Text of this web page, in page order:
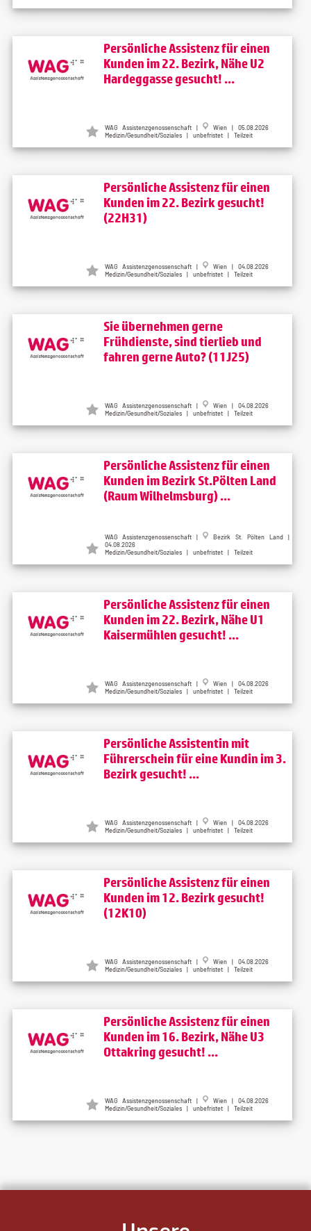
Persönliche Assistenz für einen
Kunden im 22. Bezirk, Nähe U2
Hardeggasse gesucht! ...
WAG Assistenzgenossenschaft |
Wien | 05.08.2026
Medizin/Gesundheit/Soziales | unbefristet | Teilzeit
Persönliche Assistenz für einen
Kunden im 22. Bezirk gesucht!
(22H31)
WAG Assistenzgenossenschaft |
Wien | 04.08.2026
Medizin/Gesundheit/Soziales | unbefristet | Teilzeit
Sie übernehmen gerne
Frühdienste, sind tierlieb und
fahren gerne Auto? (11J25)
WAG Assistenzgenossenschaft |
Wien | 04.08.2026
Medizin/Gesundheit/Soziales | unbefristet | Teilzeit
Persönliche Assistenz für einen
Kunden im Bezirk St.Pölten Land
(Raum Wilhelmsburg) ...
WAG Assistenzgenossenschaft |
Bezirk St. Pölten Land |
04.08.2026
Medizin/Gesundheit/Soziales | unbefristet | Teilzeit
Persönliche Assistenz für einen
Kunden im 22. Bezirk, Nähe U1
Kaisermühlen gesucht! ...
WAG Assistenzgenossenschaft |
Wien | 04.08.2026
Medizin/Gesundheit/Soziales | unbefristet | Teilzeit
Persönliche Assistentin mit
Führerschein für eine Kundin im 3.
Bezirk gesucht! ...
WAG Assistenzgenossenschaft |
Wien | 04.08.2026
Medizin/Gesundheit/Soziales | unbefristet | Teilzeit
Persönliche Assistenz für einen
Kunden im 12. Bezirk gesucht!
(12K10)
WAG Assistenzgenossenschaft |
Wien | 04.08.2026
Medizin/Gesundheit/Soziales | unbefristet | Teilzeit
Persönliche Assistenz für einen
Kunden im 16. Bezirk, Nähe U3
Ottakring gesucht! ...
WAG Assistenzgenossenschaft |
Wien | 04.08.2026
Medizin/Gesundheit/Soziales | unbefristet | Teilzeit